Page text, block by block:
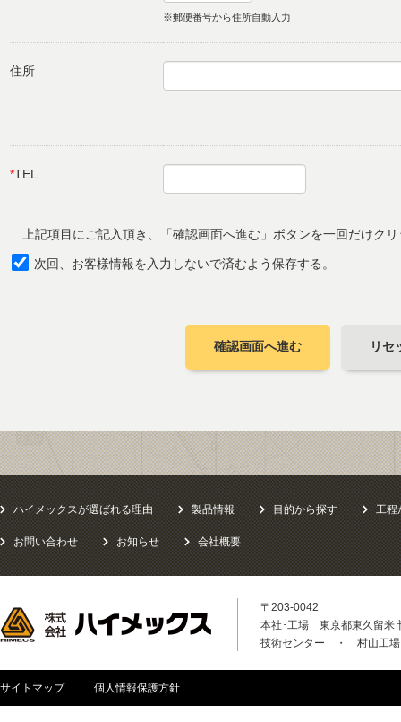
※郵便番号から住所自動入力
住所
*TEL
上記項目にご記入頂き、「確認画面へ進む」ボタンを一回だけク
次回、お客様情報を入力しないで済むよう保存する。
確認画面へ進む リセ
ハイメックスが選ばれる理由 製品情報 目的から探す 工程
お問い合わせ お知らせ 会社概要
〒203-0042
本社･工場 東京都東久留米
技術センター ・ 村山工
サイトマップ 個人情報保護方針